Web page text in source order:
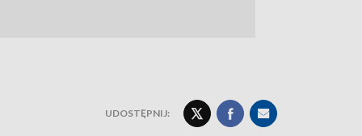
UDOSTĘPNIJ: